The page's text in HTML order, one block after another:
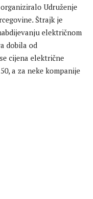
Udruženje
Štrajk je
električnom
dobila od
cijena električne
a za neke kompanije